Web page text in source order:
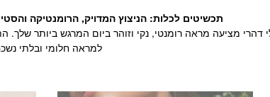
תכשיטים לכלות: הניצוץ המדויק, הרומנטיקה
דהרי מציעה מראה רומנטי, נקי וזוהר ביום המרגש ביותר
למראה חלומי ובלתי